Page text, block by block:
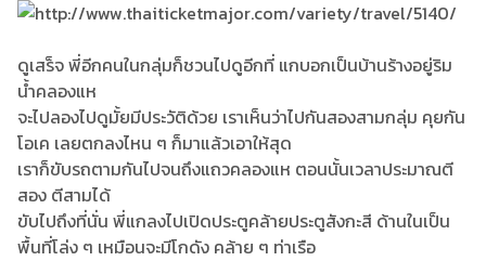
ดูเสร็จ พี่อีกคนในกลุ่มก็ชวนไปดูอีกที่ แกบอกเป็นบ้านร้างอยู่ริม
น้ำคลองแห
จะไปลองไปดูมั้ยมีประวัติด้วย เราเห็นว่าไปกันสองสามกลุ่ม คุยกัน
โอเค เลยตกลงไหน ๆ ก็มาแล้วเอาให้สุด
เราก็ขับรถตามกันไปจนถึงแถวคลองแห ตอนนั้นเวลาประมาณตี
สอง ตีสามได้
ขับไปถึงที่นั่น พี่แกลงไปเปิดประตูคล้ายประตูสังกะสี ด้านในเป็น
พื้นที่โล่ง ๆ เหมือนจะมีโกดัง คล้าย ๆ ท่าเรือ